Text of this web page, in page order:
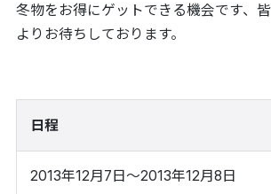
冬物をお得にゲットできる機会です、
よりお待ちしております。
日程
2013年12月7日～2013年12月8日